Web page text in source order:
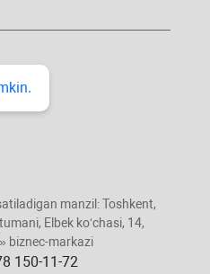
manzil: Toshkent,
Elbek koʻchasi, 14,
biznec-markazi
150-11-72